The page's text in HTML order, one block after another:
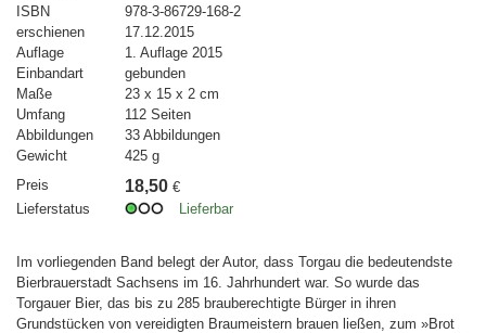
ISBN
978-3-86729-168-2
erschienen
17.12.2015
Auflage
1. Auflage 2015
Einbandart
gebunden
Maße
23 x 15 x 2 cm
Umfang
112 Seiten
Abbildungen
33 Abbildungen
Gewicht
425 g
Preis
18,50 €
Lieferstatus
Lieferbar
Im vorliegenden Band belegt der Autor, dass Torgau die bedeutendste
Bierbrauerstadt Sachsens im 16. Jahrhundert war. So wurde das
Torgauer Bier, das bis zu 285 brauberechtigte Bürger in ihren
Grundstücken von vereidigten Braumeistern brauen ließen, zum »Brot